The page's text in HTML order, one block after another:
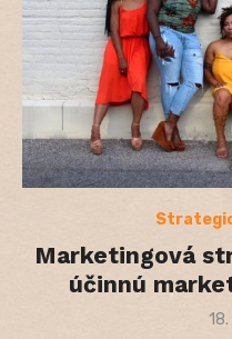
Marketingová
účinnú